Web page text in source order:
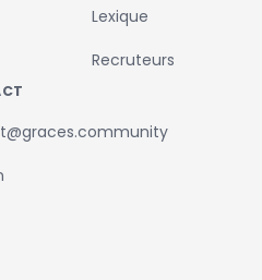
Lexique
Recruteurs